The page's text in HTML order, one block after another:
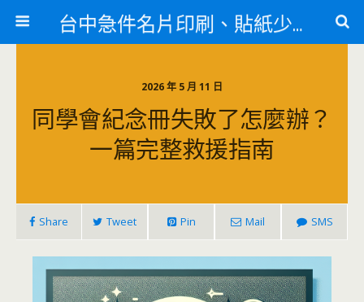
台中急件名片印刷、貼紙少量印刷、訃聞印刷、紋身貼
2026 年 5 月 11 日
同學會紀念冊失敗了怎麼辦？
一篇完整救援指南
Share Tweet Pin Mail SMS